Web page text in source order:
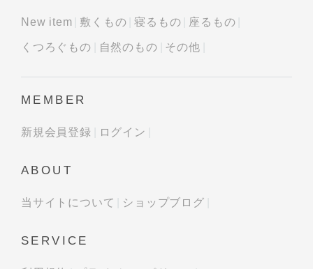
New item 敷くもの 寝るもの 座るもの
くつろぐもの 自然のもの その他
MEMBER
新規会員登録 ログイン
ABOUT
当サイトについて ショップブログ
SERVICE